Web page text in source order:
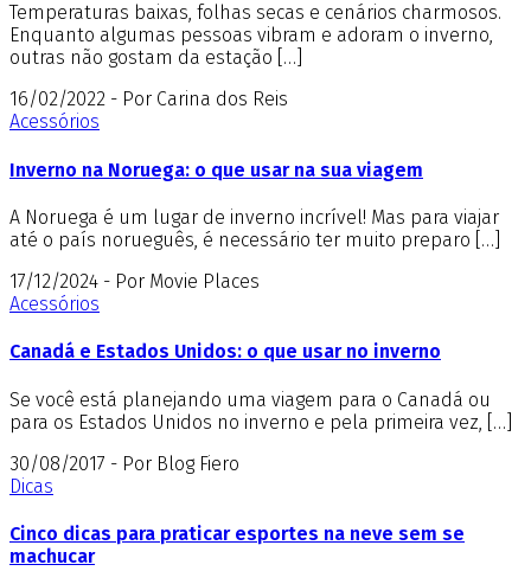
Temperaturas baixas, folhas secas e cenários charmosos.
Enquanto algumas pessoas vibram e adoram o inverno,
outras não gostam da estação […]
16/02/2022 - Por Carina dos Reis
Acessórios
Inverno na Noruega: o que usar na sua viagem
A Noruega é um lugar de inverno incrível! Mas para viajar
até o país norueguês, é necessário ter muito preparo […]
17/12/2024 - Por Movie Places
Acessórios
Canadá e Estados Unidos: o que usar no inverno
Se você está planejando uma viagem para o Canadá ou
para os Estados Unidos no inverno e pela primeira vez, […]
30/08/2017 - Por Blog Fiero
Dicas
Cinco dicas para praticar esportes na neve sem se
machucar